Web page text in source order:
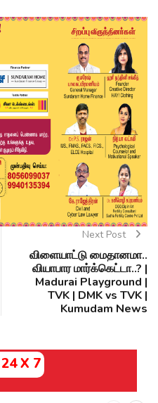
Next Post
விளையாட்டு மைதானமா..
வியாபார மார்க்கெட்டா..? |
Madurai Playground |
TVK | DMK vs TVK |
Kumudam News
X 7